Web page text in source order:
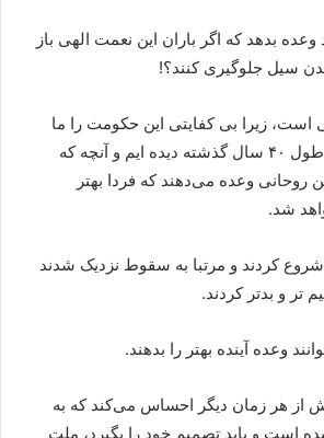
بدهد که اگر باران این نعمت الهی باز
سیل جلوگیری کنند؟!
است، زیرا بی کفایتی این حکومت را ما
در همه زمینه ها در طول ۴۰ سال گذشته دیده ایم و آنچه که
وعده می‌دهند که فردا بهتر
شد.
شروع کردند و مرتبا به سقوط نزدیک شدند
تر و بدتر کردند.
وعده آینده بهتر را بدهند.
از هر زمان دیگر احساس می‌کند که به
است و باید تصمیم خود را بگیرد، ملت